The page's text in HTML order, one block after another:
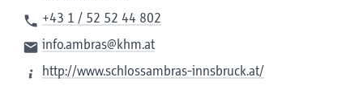
+43 1 / 52 52 44 802
info.ambras@khm.at
http://www.schlossambras-innsbruck.at/